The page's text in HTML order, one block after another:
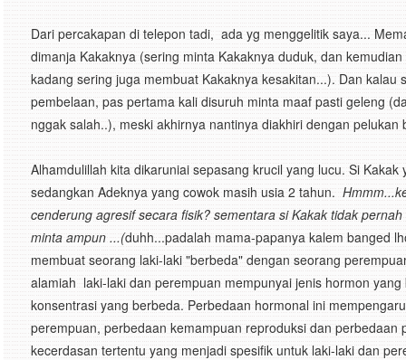
Dari percakapan di telepon tadi, ada yg menggelitik saya...
dimanja Kakaknya (sering minta Kakaknya duduk, dan
kadang sering juga membuat Kakaknya kesakitan...). Dan kalau
pembelaan, pas pertama kali disuruh minta maaf pasti geleng
nggak salah..), meski akhirnya nantinya diakhiri dengan
Alhamdulillah kita dikaruniai sepasang krucil yang lucu. Si
sedangkan Adeknya yang cowok masih usia 2 tahun.
cenderung agresifsecara fisik? sementara si Kakak tidak
minta ampun ...(duhh...padalah mama-papanya kalem banged
membuat seorang laki-laki "berbeda" dengan seorang
alamiah laki-laki dan perempuan mempunyai jenis hormon
konsentrasi yang berbeda. Perbedaan hormonal ini
perempuan, perbedaan kemampuan reproduksi dan perbedaan
kecerdasan tertentu yang menjadi spesifik untuk laki-laki dan